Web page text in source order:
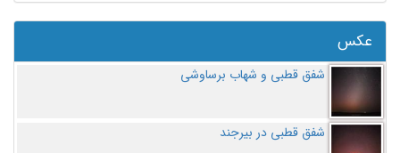
عکس
شفق قطبی و شهاب برساوشی
شفق قطبی در بیرجند